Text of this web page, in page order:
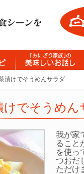
漬けでそうめんサラダ
けでそうめん
我が家
ること
を使っ
つおだ
ただけ